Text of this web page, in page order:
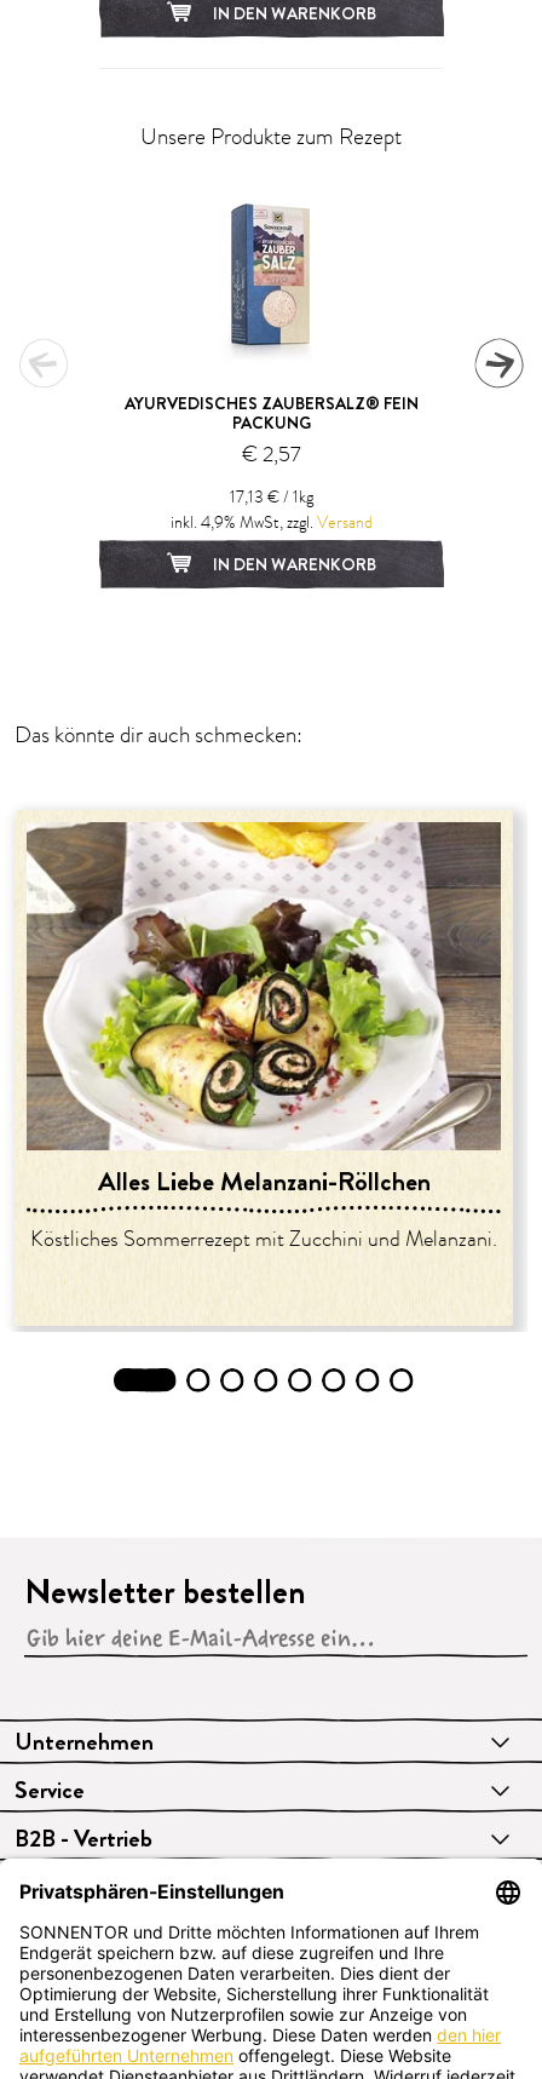
IN DEN WARENKORB
Unsere Produkte zum Rezept
AYURVEDISCHES ZAUBERSALZ® FEIN
PACKUNG
€ 2,57
17,13 € / 1kg
inkl. 4,9% MwSt, zzgl. Versand
IN DEN WARENKORB
Das könnte dir auch schmecken:
Alles Liebe Melanzani-Röllchen
Köstliches Sommerrezept mit Zucchini und Melanzani.
2 3 4 5 6 7 8
Unternehmen
Service
B2B - Vertrieb
Newsletter bestellen
Deutsch
SONNENTOR Kräuterhandels GMBH